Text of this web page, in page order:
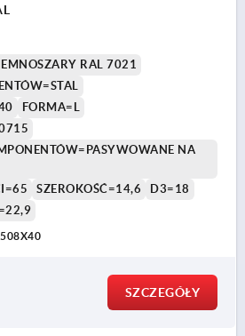
RAL 7021
FORMA=L
NA
SZEROKOŚĆ=14,6
D3=18
SZCZEGÓŁY